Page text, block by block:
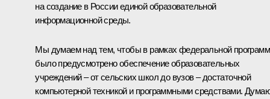
на создание в России единой образовательной
информационной среды.
Мы думаем над тем, чтобы в рамках федеральной
было предусмотрено обеспечение образовательных
учреждений – от сельских школ до вузов – достаточной
компьютерной техникой и программными средствами.